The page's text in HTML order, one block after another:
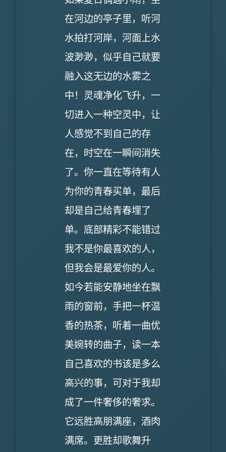
在河边的亭子里，听河
水拍打河岸，河面上水
波渺渺，似乎自己就要
融入这无边的水雾之
中！灵魂净化飞升，一
切进入一种空灵中，让
人感觉不到自己的存
在，时空在一瞬间消失
了。你一直在等待有人
为你的青春买单，最后
却是自己给青春埋了
单。底部精彩不能错过
我不是你最喜欢的人，
但我会是最爱你的人。
如今若能安静地坐在飘
雨的窗前，手把一杯温
香的热茶，听着一曲优
美婉转的曲子，读一本
自己喜欢的书该是多么
高兴的事，可对于我却
成了一件奢侈的奢求。
它远胜高朋满座，酒肉
满席。更胜却歌舞升